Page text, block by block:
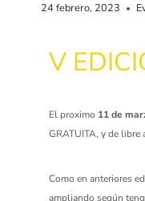
24 febrero, 2023
V
El proximo 11 de
GRATUITA, y de libre
Como en anteriores
ampliando según